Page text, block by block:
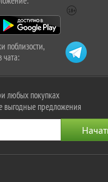
поблизости,
чата:
любых покупках
выгодные предложения